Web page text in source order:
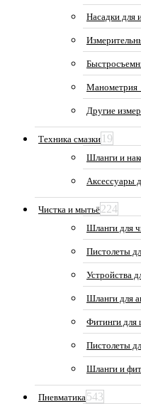
Насадки для
Другие
Техника смазки 19
Шланги и
Аксессуары
Чистка и мытьё224
Шланги для
Пистолеты
Устройства
Шланги для
Фитинги для
Пистолеты
Шланги и
Пневматика543